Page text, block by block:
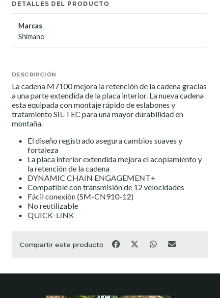
DETALLES DEL PRODUCTO
Marcas
Shimano
DESCRIPCIÓN
La cadena M7100 mejora la retención de la cadena gracias
a una parte extendida de la placa interior. La nueva cadena
esta equipada con montaje rápido de eslabones y
tratamiento SIL-TEC para una mayor durabilidad en
montaña.
El diseño registrado asegura cambios suaves y
fortaleza
La placa interior extendida mejora el acoplamiento y
la retención de la cadena
DYNAMIC CHAIN ENGAGEMENT+
Compatible con transmisión de 12 velocidades
Fácil conexión (SM-CN910-12)
No reutilizable
QUICK-LINK
Compartir este producto